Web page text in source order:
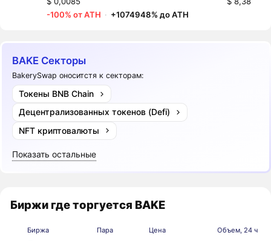
-100% от ATH · +1074948% до ATH
BAKE Секторы
BakerySwap оноситстя к секторам:
Токены BNB Chain
Децентрализованных токенов (Defi)
NFT криптовалюты
Показать остальные
Биржи где торгуется BAKE
Биржа Пара Цена Объем, 24 ч